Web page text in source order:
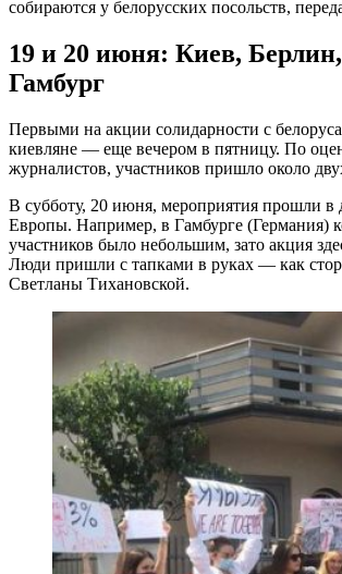
собираются у белорусских посольств,
19 и 20 июня: Киев,
Гамбург
Первыми на акции солидарности с
киевляне — еще вечером в пятницу. По
журналистов, участников пришло около
В субботу, 20 июня, мероприятия прошли в
Европы. Например, в Гамбурге (Германия)
участников было небольшим, зато акция
Люди пришли с тапками в руках — как
Светланы Тихановской.